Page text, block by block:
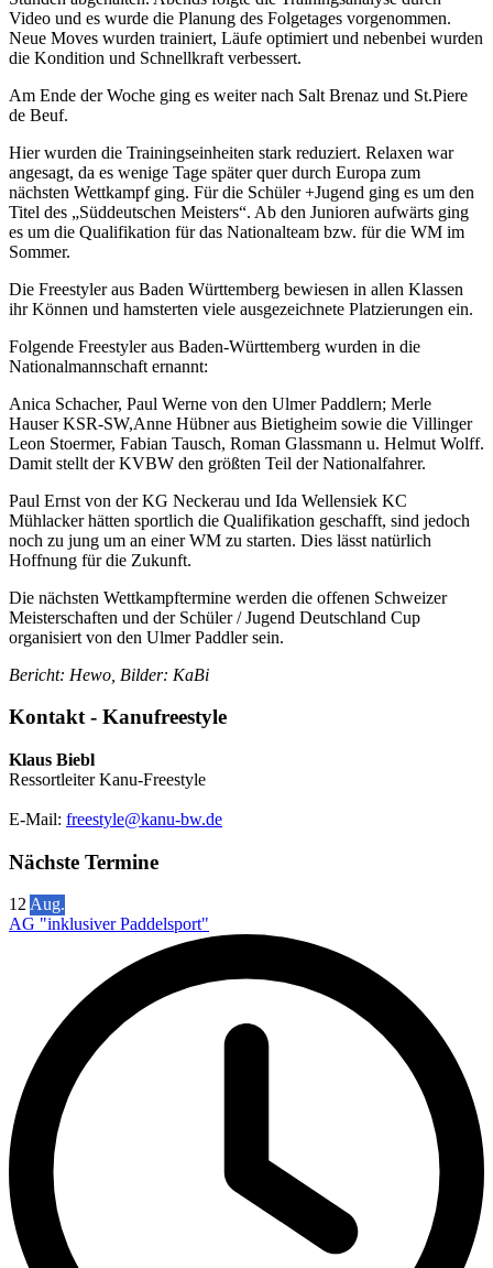
Video und es wurde die Planung des Folgetages vorgenommen.
Neue Moves wurden trainiert, Läufe optimiert und nebenbei wurden
die Kondition und Schnellkraft verbessert.
Am Ende der Woche ging es weiter nach Salt Brenaz und St.Piere
de Beuf.
Hier wurden die Trainingseinheiten stark reduziert. Relaxen war
angesagt, da es wenige Tage später quer durch Europa zum
nächsten Wettkampf ging. Für die Schüler +Jugend ging es um den
Titel des „Süddeutschen Meisters“. Ab den Junioren aufwärts ging
es um die Qualifikation für das Nationalteam bzw. für die WM im
Sommer.
Die Freestyler aus Baden Württemberg bewiesen in allen Klassen
ihr Können und hamsterten viele ausgezeichnete Platzierungen ein.
Folgende Freestyler aus Baden-Württemberg wurden in die
Nationalmannschaft ernannt:
Anica Schacher, Paul Werne von den Ulmer Paddlern; Merle
Hauser KSR-SW,Anne Hübner aus Bietigheim sowie die Villinger
Leon Stoermer, Fabian Tausch, Roman Glassmann u. Helmut Wolff.
Damit stellt der KVBW den größten Teil der Nationalfahrer.
Paul Ernst von der KG Neckerau und Ida Wellensiek KC
Mühlacker hätten sportlich die Qualifikation geschafft, sind jedoch
noch zu jung um an einer WM zu starten. Dies lässt natürlich
Hoffnung für die Zukunft.
Die nächsten Wettkampftermine werden die offenen Schweizer
Meisterschaften und der Schüler / Jugend Deutschland Cup
organisiert von den Ulmer Paddler sein.
Bericht: Hewo, Bilder: KaBi
Kontakt - Kanufreestyle
Klaus Biebl
Ressortleiter Kanu-Freestyle
E-Mail: freestyle@kanu-bw.de
Nächste Termine
12Aug.
AG "inklusiver Paddelsport"